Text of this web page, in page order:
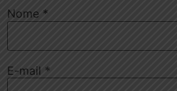
Nome *
E-mail *